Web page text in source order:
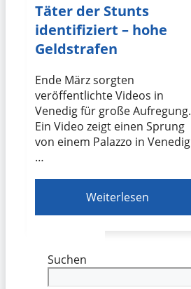
Täter der Stunts
identifiziert – hohe
Geldstrafen
Ende März sorgten
veröffentlichte Videos in
Venedig für große Aufregung.
Ein Video zeigt einen Sprung
von einem Palazzo in Venedig
…
Weiterlesen
Suchen